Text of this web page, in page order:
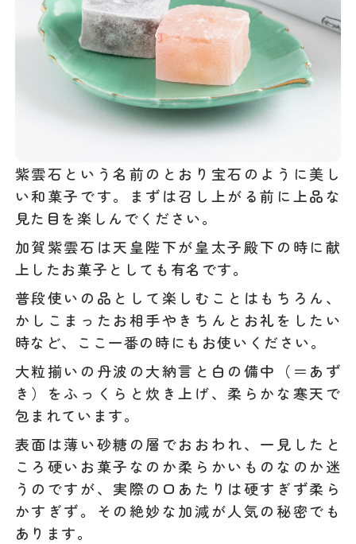
紫雲石という名前のとおり宝石のように美し
い和菓子です。まずは召し上がる前に上品な
見た目を楽しんでください。
加賀紫雲石は天皇陛下が皇太子殿下の時に献
上したお菓子としても有名です。
普段使いの品として楽しむことはもちろん、
かしこまったお相手やきちんとお礼をしたい
時など、ここ一番の時にもお使いください。
大粒揃いの丹波の大納言と白の備中（＝あず
き）をふっくらと炊き上げ、柔らかな寒天で
包まれています。
表面は薄い砂糖の層でおおわれ、一見したと
ころ硬いお菓子なのか柔らかいものなのか迷
うのですが、実際の口あたりは硬すぎず柔ら
かすぎず。その絶妙な加減が人気の秘密でも
あります。